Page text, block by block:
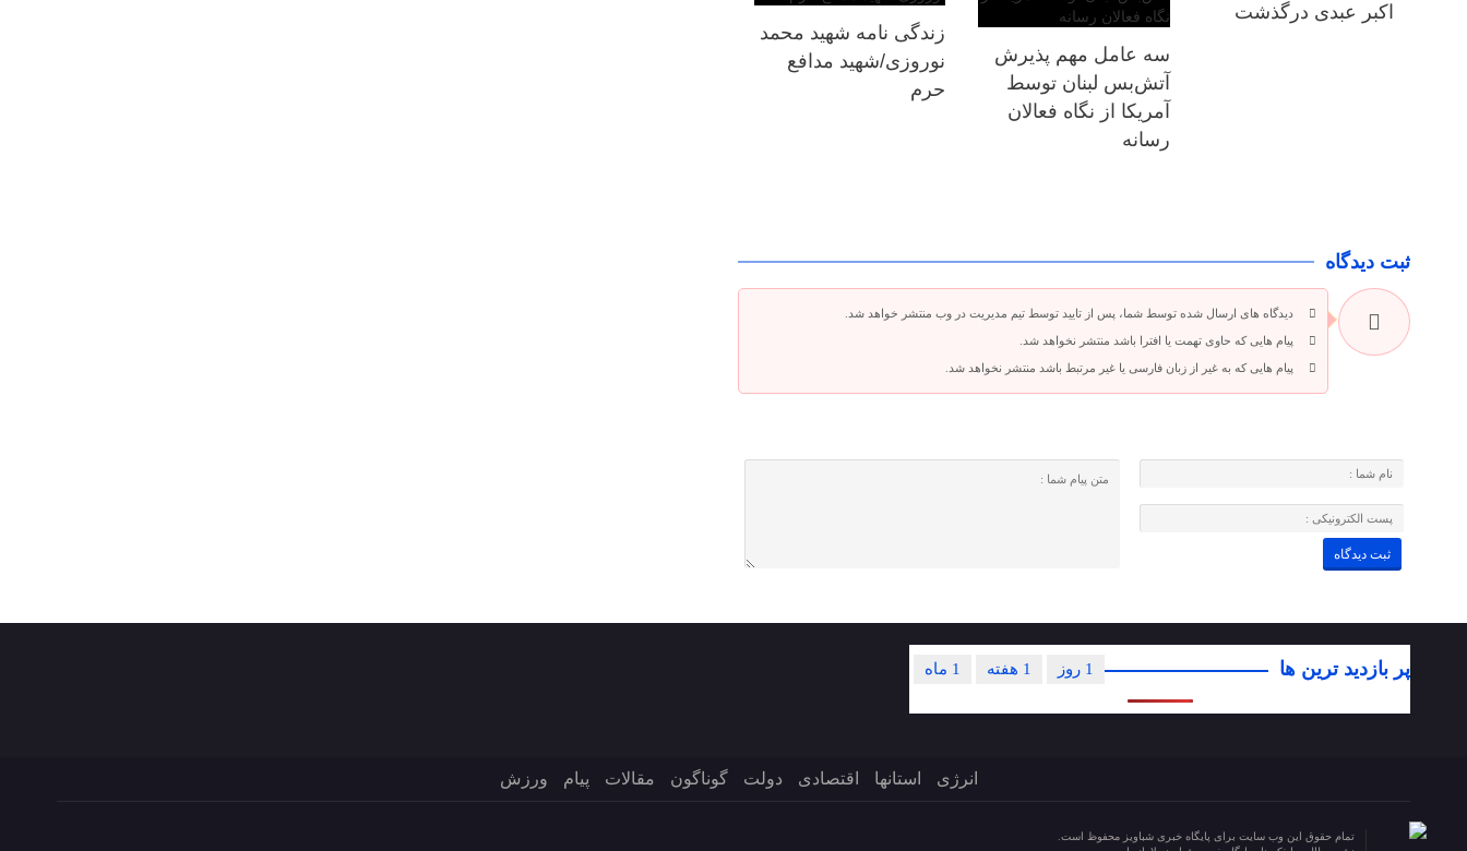
اکبر عبدی درگذشت
سه عامل مهم پذیرش
آتش‌بس لبنان توسط
آمریکا از نگاه فعالان
رسانه
زندگی نامه شهید محمد
نوروزی/شهید مدافع
حرم
ثبت دیدگاه
دیدگاه های ارسال شده توسط شما، پس از تایید توسط تیم مدیریت در وب منتشر خواهد شد.
پیام هایی که حاوی تهمت یا افترا باشد منتشر نخواهد شد.
پیام هایی که به غیر از زبان فارسی یا غیر مرتبط باشد منتشر نخواهد شد.
پر بازدید ترین ها 1 ماه 1 هفته 1 روز
انرژی استانها اقتصادی دولت گوناگون مقالات پیام ورزش
تمام حقوق این وب سایت برای پایگاه خبری شباویز محفوظ است.